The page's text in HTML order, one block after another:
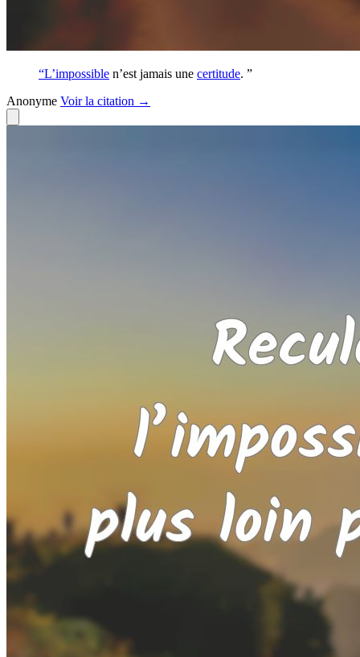
“L’impossible n’est jamais une certitude. ”
Anonyme Voirla citation →